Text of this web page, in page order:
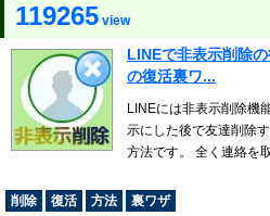
119265 view
LINEで非表示削除
の復活裏ワ...
LINEには非表示削除機
示にした後で友達削除
方法です。 全く連絡を
削除
復活 方法 裏ワザ